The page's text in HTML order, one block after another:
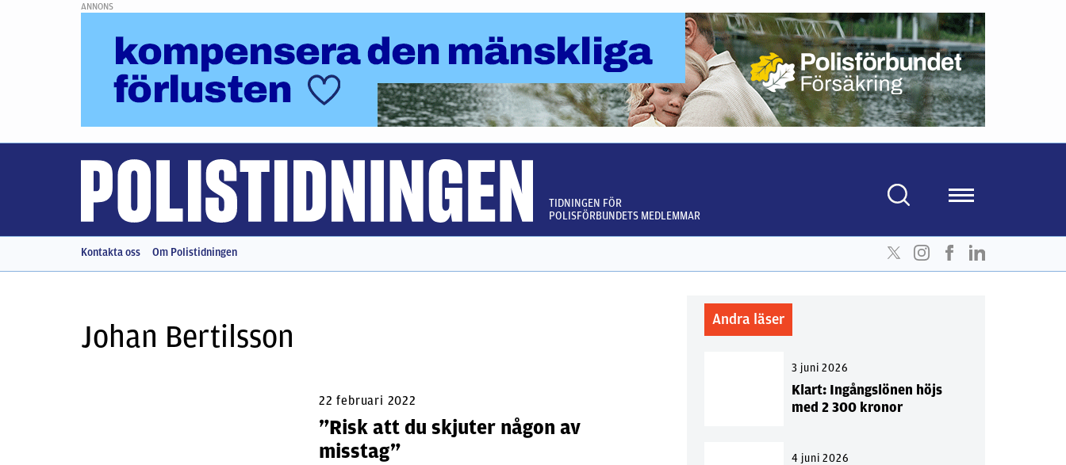
ANNONS
TIDNINGEN FÖR
POLISFÖRBUNDETS MEDLEMMAR
Kontakta oss Om Polistidningen
Johan Bertilsson
22 februari 2022
”Risk att du skjuter någon av
misstag”
Andra läser
3 juni 2026
Klart: Ingångslönen höjs
med 2 300 kronor
4 juni 2026